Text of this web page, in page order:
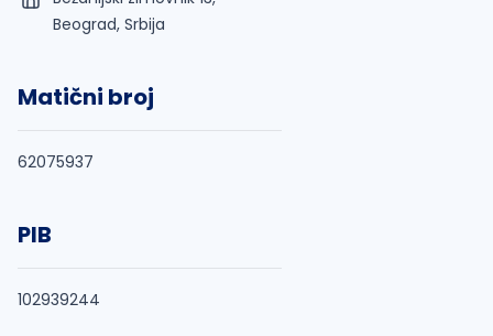
Beograd, Srbija
Matični broj
62075937
PIB
102939244